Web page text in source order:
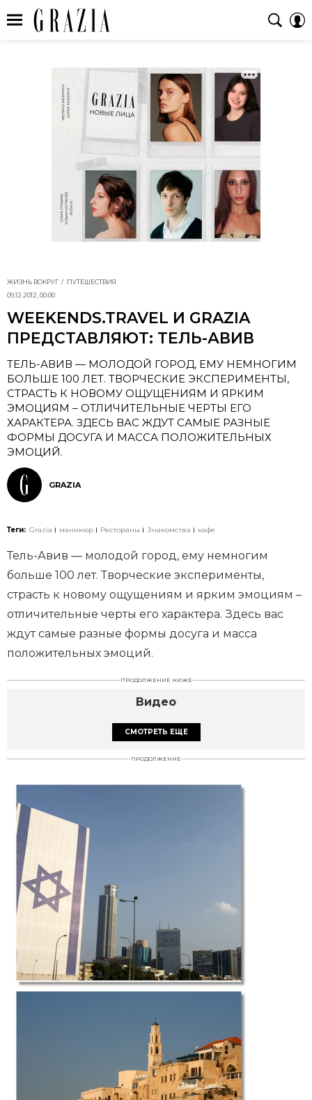
ЖИЗНЬ ВОКРУГ
ПУТЕШЕСТВИЯ
09.12.2012, 00:00
WEEKENDS.TRAVEL И GRAZIA
ПРЕДСТАВЛЯЮТ: ТЕЛЬ-АВИВ
ТЕЛЬ-АВИВ — МОЛОДОЙ ГОРОД, ЕМУ НЕМНОГИМ
БОЛЬШЕ 100 ЛЕТ. ТВОРЧЕСКИЕ ЭКСПЕРИМЕНТЫ,
СТРАСТЬ К НОВОМУ ОЩУЩЕНИЯМ И ЯРКИМ
ЭМОЦИЯМ – ОТЛИЧИТЕЛЬНЫЕ ЧЕРТЫ ЕГО
ХАРАКТЕРА. ЗДЕСЬ ВАС ЖДУТ САМЫЕ РАЗНЫЕ
ФОРМЫ ДОСУГА И МАССА ПОЛОЖИТЕЛЬНЫХ
ЭМОЦИЙ.
GRAZIA
Теги: Grazia маникюр Рестораны Знакомства кафе
Тель-Авив — молодой город, ему немногим
больше 100 лет. Творческие эксперименты,
страсть к новому ощущениям и ярким эмоциям –
отличительные черты его характера. Здесь вас
ждут самые разные формы досуга и масса
положительных эмоций.
ПРОДОЛЖЕНИЕ НИЖЕ
Видео
СМОТРЕТЬ ЕЩЕ
ПРОДОЛЖЕНИЕ